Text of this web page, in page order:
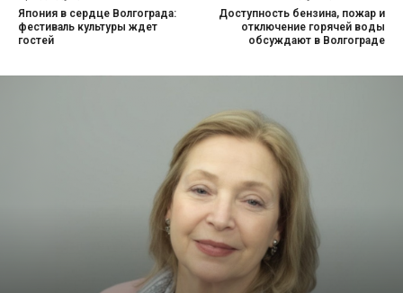
Япония в сердце Волгограда:
фестиваль культуры ждет
гостей
Доступность бензина, пожар и
отключение горячей воды
обсуждают в Волгограде